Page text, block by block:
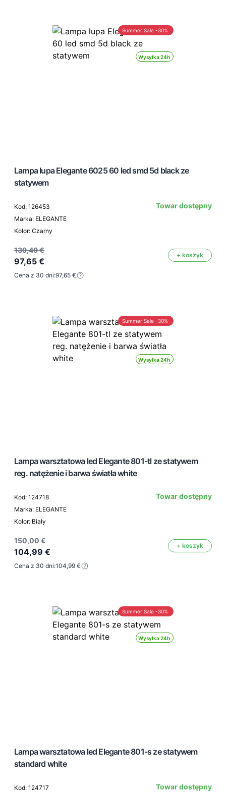
Wysyłka 24h
Summer Sale -30%
Lampa lupa Elegante 6025 60 led smd 5d black ze
statywem
Kod: 126453
Marka: ELEGANTE
Kolor: Czarny
Towar dostępny
139,49 €
97,65 €
+ koszyk
Cena z 30 dni:97,65 €
Wysyłka 24h
Summer Sale -30%
Lampa warsztatowa led Elegante 801-tl ze statywem
reg. natężenie i barwa światła white
Kod: 124718
Marka: ELEGANTE
Kolor: Biały
Towar dostępny
150,00 €
104,99 €
+ koszyk
Cena z 30 dni:104,99 €
Wysyłka 24h
Summer Sale -30%
Lampa warsztatowa led Elegante 801-s ze statywem
standard white
Kod: 124717
Towar dostępny